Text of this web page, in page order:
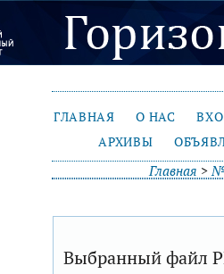
ГЛАВНАЯ О НАС
АРХИВЫ
Главная >№
Выбранный файл